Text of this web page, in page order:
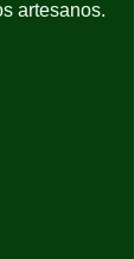
artesanos.